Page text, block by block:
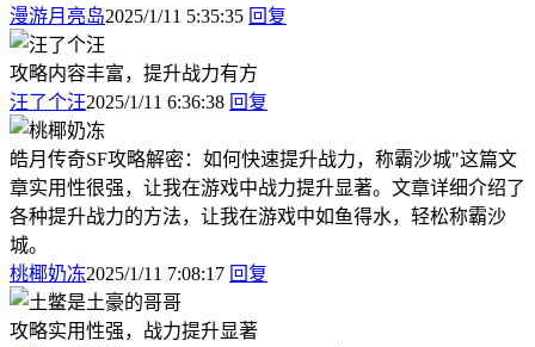
漫游月亮岛2025/1/11 5:35:35 回复
攻略内容丰富，提升战力有方
汪了个汪2025/1/11 6:36:38 回复
皓月传奇SF攻略解密：如何快速提升战力，称霸沙城"这篇文
章实用性很强，让我在游戏中战力提升显著。文章详细介绍了
各种提升战力的方法，让我在游戏中如鱼得水，轻松称霸沙
城。
桃椰奶冻2025/1/11 7:08:17 回复
攻略实用性强，战力提升显著